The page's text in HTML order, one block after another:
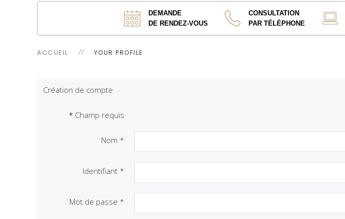
DEMANDE
DE RENDEZ-VOUS
CONSULTATION
PAR TÉLÉPHONE
ACCUEIL YOUR PROFILE
Création de compte
* Champ requis
Nom *
Identifiant *
Mot de passe *